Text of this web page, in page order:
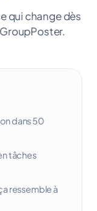
qui change dès
dans 50
tâches
ressemble à